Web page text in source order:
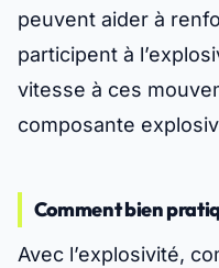
peuvent aider à
participent à
vitesse à ces
composante
Comment bien
Avec l’explosivité,